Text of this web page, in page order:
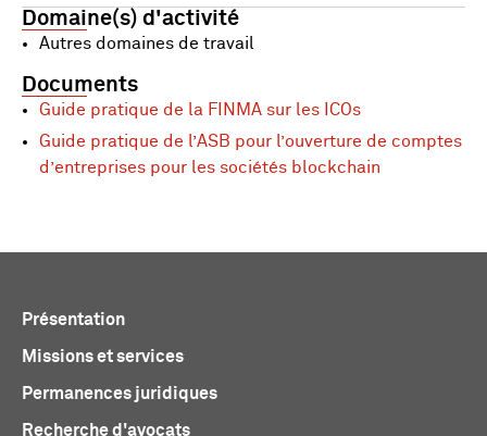
Domaine(s) d'activité
Autres domaines de travail
Documents
Guide pratique de la FINMA sur les ICOs
Guide pratique de l’ASB pour l’ouverture de comptes
d’entreprises pour les sociétés blockchain
Présentation
Missions et services
Permanences juridiques
Recherche d'avocats